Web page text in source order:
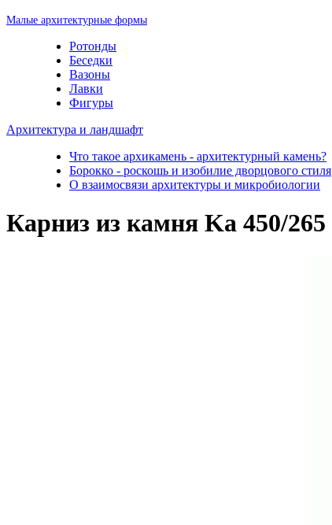
Малые архитектурные формы
Ротонды
Беседки
Вазоны
Лавки
Фигуры
Архитектура и ландшафт
Что такое архикамень - архитектурный камень?
Борокко - роскошь и изобилие дворцового стиля
О взаимосвязи архитектуры и микробиологии
Карниз из камня Ka 450/265